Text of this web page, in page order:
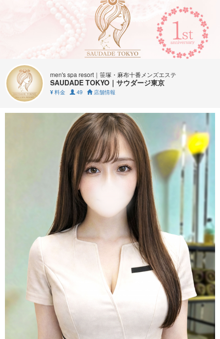
men's spa resort｜笹塚・麻布十番メンズエステ
SAUDADE TOKYO｜サウダージ東京
¥ 料金 49 店舗情報